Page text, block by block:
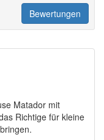
Bewertungen
Matador mit
Richtige für kleine